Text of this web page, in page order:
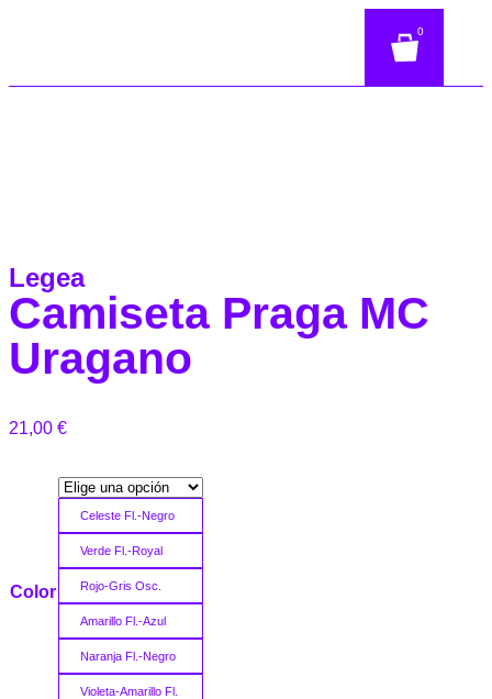
0
Legea
Camiseta Praga MC
Uragano
21,00 €
Color
Celeste Fl.-Negro
Verde Fl.-Royal
Rojo-Gris Osc.
Amarillo Fl.-Azul
Naranja Fl.-Negro
Violeta-Amarillo Fl.